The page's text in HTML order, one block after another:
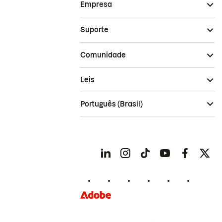
Empresa
Suporte
Comunidade
Leis
Português (Brasil)